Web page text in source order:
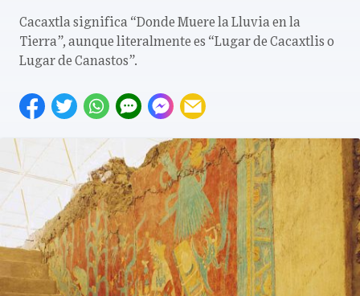
Cacaxtla significa “Donde Muere la Lluvia en la
Tierra”, aunque literalmente es “Lugar de Cacaxtlis o
Lugar de Canastos”.